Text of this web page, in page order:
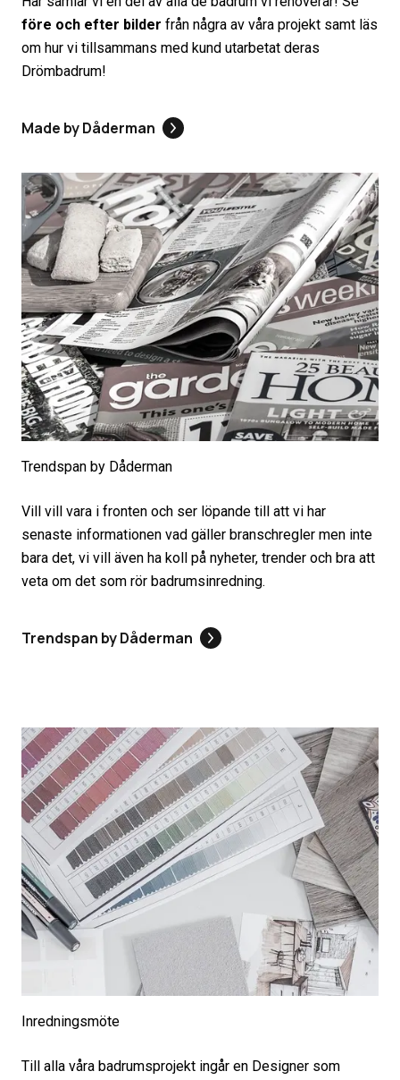
före och efter bilder från några av våra projekt samt läs
om hur vi tillsammans med kund utarbetat deras
Drömbadrum!
Made by Dåderman
Trendspan by Dåderman
Vill vill vara i fronten och ser löpande till att vi har
senaste informationen vad gäller branschregler men inte
bara det, vi vill även ha koll på nyheter, trender och bra att
veta om det som rör badrumsinredning.
Trendspan by Dåderman
Inredningsmöte
Till alla våra badrumsprojekt ingår en Designer som